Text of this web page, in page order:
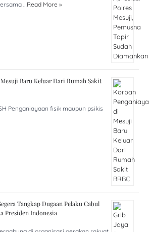
…Read More »
Baru Keluar Dari Rumah Sakit
Penganiayaan fisik maupun psikis
Tangkap Dugaan Pelaku Cabul
Presiden Indonesia